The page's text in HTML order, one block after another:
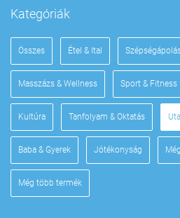
Kategóriák
Összes Étel & Ital
Masszázs & Wellness Sport & Fitness
Kultúra Tanfolyam & Oktatás
Baba & Gyerek Jótékonyság
Még több termék